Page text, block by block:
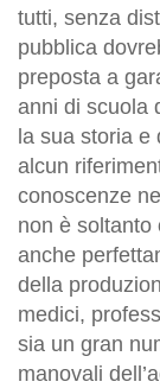
tutti, senza
pubblica
preposta a
anni di scuola
la sua storia e
alcun
conoscenze
non è soltanto
anche
della
medici,
sia un gran
manovali